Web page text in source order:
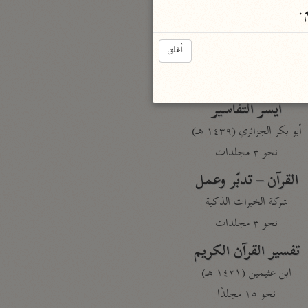
تيسير الكريم الرحمن
أيسر التفاسير
أبو بكر الجزائري (١٤٣٩ هـ)
نحو ٣ مجلدات
القرآن – تدبّر وعمل
شركة الخبرات الذكية
نحو ٣ مجلدات
تفسير القرآن الكريم
ابن عثيمين (١٤٢١ هـ)
نحو ١٥ مجلدًا
أغلق